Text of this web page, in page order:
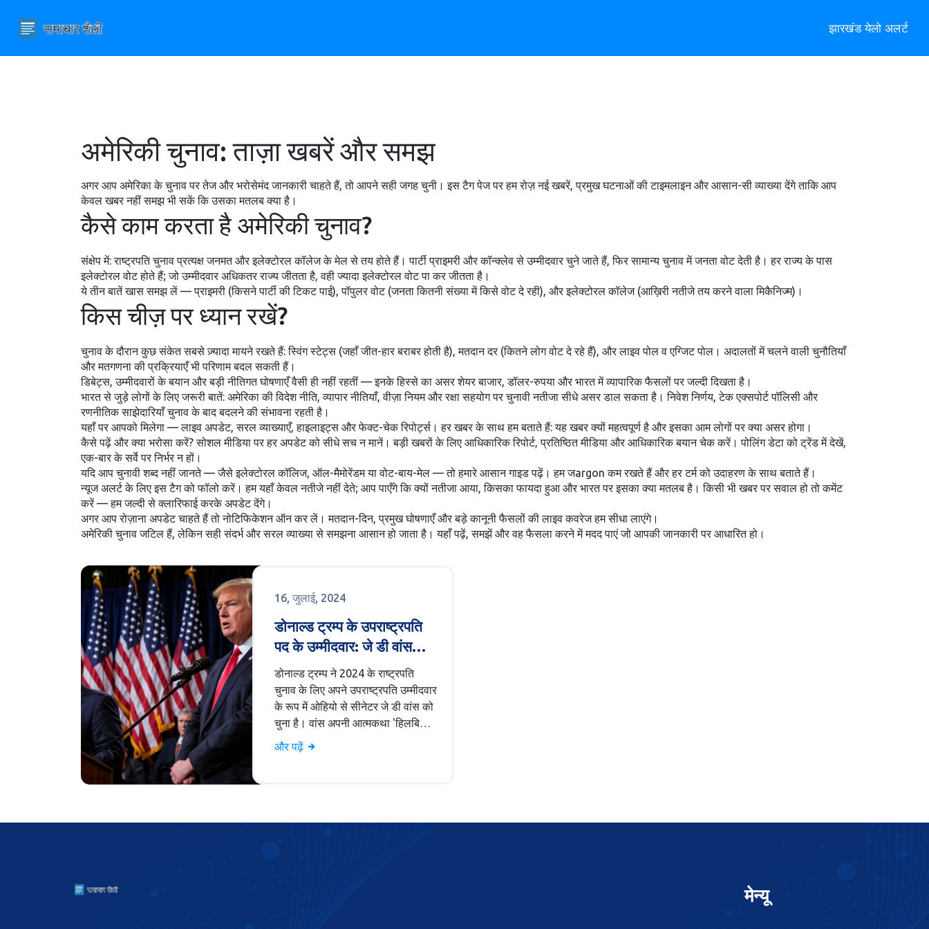
झारखंड येलो अलर्ट
अमेरिकी चुनाव: ताज़ा खबरें और समझ
अगर आप अमेरिका के चुनाव पर तेज और भरोसेमंद जानकारी चाहते हैं, तो आपने सही जगह चुनी। इस टैग पेज पर हम रोज़ नई खबरें, प्रमुख घटनाओं की टाइमलाइन और आसान-सी व्याख्या देंगे ताकि आप
केवल खबर नहीं समझ भी सकें कि उसका मतलब क्या है।
कैसे काम करता है अमेरिकी चुनाव?
संक्षेप में: राष्ट्रपति चुनाव प्रत्यक्ष जनमत और इलेक्टोरल कॉलेज के मेल से तय होते हैं। पार्टी प्राइमरी और कॉन्क्लेव से उम्मीदवार चुने जाते हैं, फिर सामान्य चुनाव में जनता वोट देती है। हर राज्य के पास
इलेक्टोरल वोट होते हैं; जो उम्मीदवार अधिकतर राज्य जीतता है, वही ज्यादा इलेक्टोरल वोट पा कर जीतता है।
ये तीन बातें खास समझ लें — प्राइमरी (किसने पार्टी की टिकट पाई), पॉपुलर वोट (जनता कितनी संख्या में किसे वोट दे रही), और इलेक्टोरल कॉलेज (आख़िरी नतीजे तय करने वाला मिकैनिज्म)।
किस चीज़ पर ध्यान रखें?
चुनाव के दौरान कुछ संकेत सबसे ज़्यादा मायने रखते हैं: स्विंग स्टेट्स (जहाँ जीत-हार बराबर होती है), मतदान दर (कितने लोग वोट दे रहे हैं), और लाइव पोल व एग्जिट पोल। अदालतों में चलने वाली चुनौतियाँ
और मतगणना की प्रक्रियाएँ भी परिणाम बदल सकती हैं।
डिबेट्स, उम्मीदवारों के बयान और बड़ी नीतिगत घोषणाएँ वैसी ही नहीं रहतीं — इनके हिस्से का असर शेयर बाजार, डॉलर-रुपया और भारत में व्यापारिक फैसलों पर जल्दी दिखता है।
भारत से जुड़े लोगों के लिए जरूरी बातें: अमेरिका की विदेश नीति, व्यापार नीतियाँ, वीज़ा नियम और रक्षा सहयोग पर चुनावी नतीजा सीधे असर डाल सकता है। निवेश निर्णय, टेक एक्सपोर्ट पॉलिसी और
रणनीतिक साझेदारियाँ चुनाव के बाद बदलने की संभावना रहती है।
यहाँ पर आपको मिलेगा — लाइव अपडेट, सरल व्याख्याएँ, हाइलाइट्स और फेक्ट-चेक रिपोर्ट्स। हर खबर के साथ हम बताते हैं: यह खबर क्यों महत्वपूर्ण है और इसका आम लोगों पर क्या असर होगा।
कैसे पढ़ें और क्या भरोसा करें? सोशल मीडिया पर हर अपडेट को सीधे सच न मानें। बड़ी खबरों के लिए आधिकारिक रिपोर्ट, प्रतिष्ठित मीडिया और आधिकारिक बयान चेक करें। पोलिंग डेटा को ट्रेंड में देखें,
एक-बार के सर्वे पर निर्भर न हों।
यदि आप चुनावी शब्द नहीं जानते — जैसे इलेक्टोरल कॉलिज, ऑल-मैमोरेंडम या वोट-बाय-मेल — तो हमारे आसान गाइड पढ़ें। हम जargon कम रखते हैं और हर टर्म को उदाहरण के साथ बताते हैं।
न्यूज अलर्ट के लिए इस टैग को फॉलो करें। हम यहाँ केवल नतीजे नहीं देते; आप पाएँगे कि क्यों नतीजा आया, किसका फायदा हुआ और भारत पर इसका क्या मतलब है। किसी भी खबर पर सवाल हो तो कमेंट
करें — हम जल्दी से क्लारिफाई करके अपडेट देंगे।
अगर आप रोज़ाना अपडेट चाहते हैं तो नोटिफिकेशन ऑन कर लें। मतदान-दिन, प्रमुख घोषणाएँ और बड़े कानूनी फैसलों की लाइव कवरेज हम सीधा लाएंगे।
अमेरिकी चुनाव जटिल हैं, लेकिन सही संदर्भ और सरल व्याख्या से समझना आसान हो जाता है। यहाँ पढ़ें, समझें और वह फैसला करने में मदद पाएं जो आपकी जानकारी पर आधारित हो।
16, जुलाई, 2024
डोनाल्ड ट्रम्प के उपराष्ट्रपति
पद के उम्मीदवार: जे डी वांस
कौन हैं?
डोनाल्ड ट्रम्प ने 2024 के राष्ट्रपति
चुनाव के लिए अपने उपराष्ट्रपति उम्मीदवार
के रूप में ओहियो से सीनेटर जे डी वांस को
चुना है। वांस अपनी आत्मकथा 'हिलबिली
एलेजी' से राष्ट्रीय ख्याति प्राप्त कर चुके
हैं। उनकी चयन से ट्रम्प को कट्टर
और पढ़ें
मेन्यू